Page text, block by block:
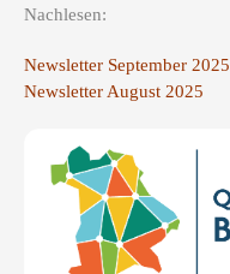
Nachlesen:
Newsletter September 2025
Newsletter August 2025